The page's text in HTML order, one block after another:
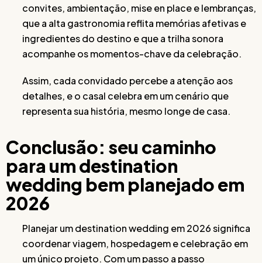
convites, ambientação, mise en place e lembranças,
que a alta gastronomia reflita memórias afetivas e
ingredientes do destino e que a trilha sonora
acompanhe os momentos-chave da celebração.
Assim, cada convidado percebe a atenção aos
detalhes, e o casal celebra em um cenário que
representa sua história, mesmo longe de casa.
Conclusão: seu caminho
para um destination
wedding bem planejado em
2026
Planejar um destination wedding em 2026 significa
coordenar viagem, hospedagem e celebração em
um único projeto. Com um passo a passo